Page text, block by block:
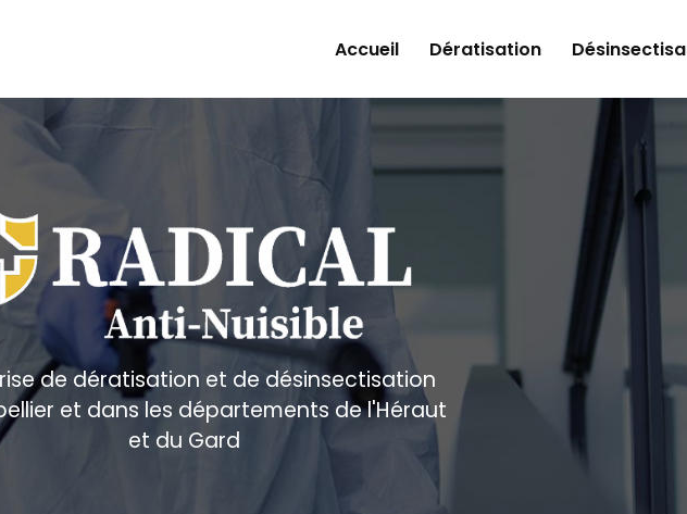
Accueil Dératisation
de dératisation et de désinsectisation
et dans les départements de l'Héraut
et du Gard